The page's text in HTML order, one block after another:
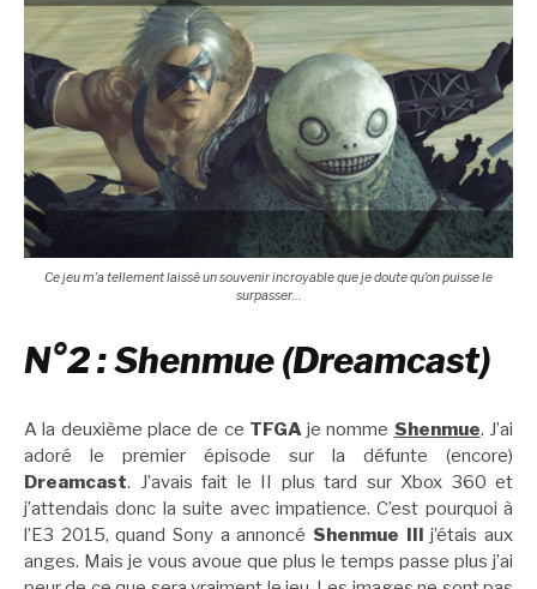
Ce jeu m’a tellement laissé un souvenir incroyable que je doute qu’on puisse le
surpasser…
N°2 : Shenmue (Dreamcast)
A la deuxième place de ce TFGAje nomme Shenmue. J’ai
adoré le premier épisode sur la défunte (encore)
Dreamcast. J’avais fait le II plus tard sur Xbox 360 et
j’attendais donc la suite avec impatience. C’est pourquoi à
l’E3 2015, quand Sony a annoncé Shenmue III j’étais aux
anges. Mais je vous avoue que plus le temps passe plus j’ai